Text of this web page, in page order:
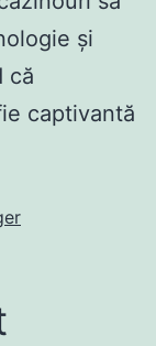
și
că
captivantă